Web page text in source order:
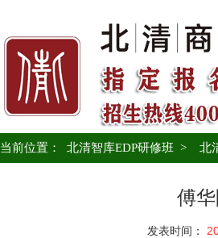
当前位置： 北清智库EDP研修班 > 北
傅
发表时间：